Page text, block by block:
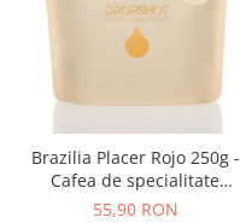
Brazilia Placer Rojo 250g -
Cafea de specialitate
DROPSHOT
55,90 RON